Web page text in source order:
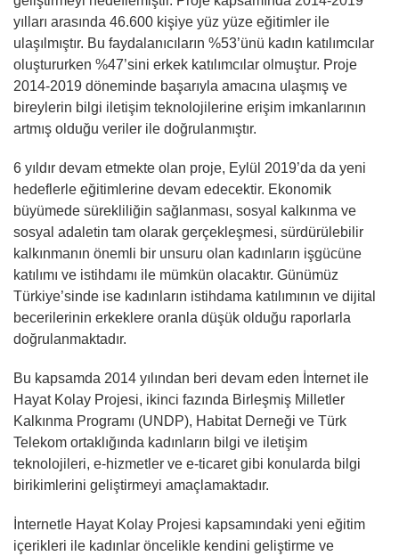
yılları arasında 46.600 kişiye yüz yüze eğitimler ile
ulaşılmıştır. Bu faydalanıcıların %53’ünü kadın katılımcılar
oluştururken %47’sini erkek katılımcılar olmuştur. Proje
2014-2019 döneminde başarıyla amacına ulaşmış ve
bireylerin bilgi iletişim teknolojilerine erişim imkanlarının
artmış olduğu veriler ile doğrulanmıştır.
6 yıldır devam etmekte olan proje, Eylül 2019’da da yeni
hedeflerle eğitimlerine devam edecektir. Ekonomik
büyümede sürekliliğin sağlanması, sosyal kalkınma ve
sosyal adaletin tam olarak gerçekleşmesi, sürdürülebilir
kalkınmanın önemli bir unsuru olan kadınların işgücüne
katılımı ve istihdamı ile mümkün olacaktır. Günümüz
Türkiye’sinde ise kadınların istihdama katılımının ve dijital
becerilerinin erkeklere oranla düşük olduğu raporlarla
doğrulanmaktadır.
Bu kapsamda 2014 yılından beri devam eden İnternet ile
Hayat Kolay Projesi, ikinci fazında Birleşmiş Milletler
Kalkınma Programı (UNDP), Habitat Derneği ve Türk
Telekom ortaklığında kadınların bilgi ve iletişim
teknolojileri, e-hizmetler ve e-ticaret gibi konularda bilgi
birikimlerini geliştirmeyi amaçlamaktadır.
İnternetle Hayat Kolay Projesi kapsamındaki yeni eğitim
içerikleri ile kadınlar öncelikle kendini geliştirme ve